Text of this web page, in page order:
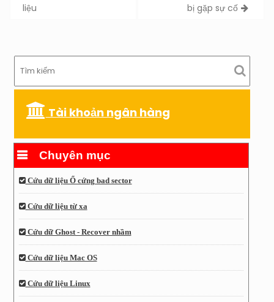
liệu
bị gặp sự cố
Tài khoản ngân hàng
Chuyên mục
Cứu dữ liệu Ổ cứng bad sector
Cứu dữ liệu từ xa
Cứu dữ Ghost - Recover nhầm
Cứu dữ liệu Mac OS
Cứu dữ liệu Linux